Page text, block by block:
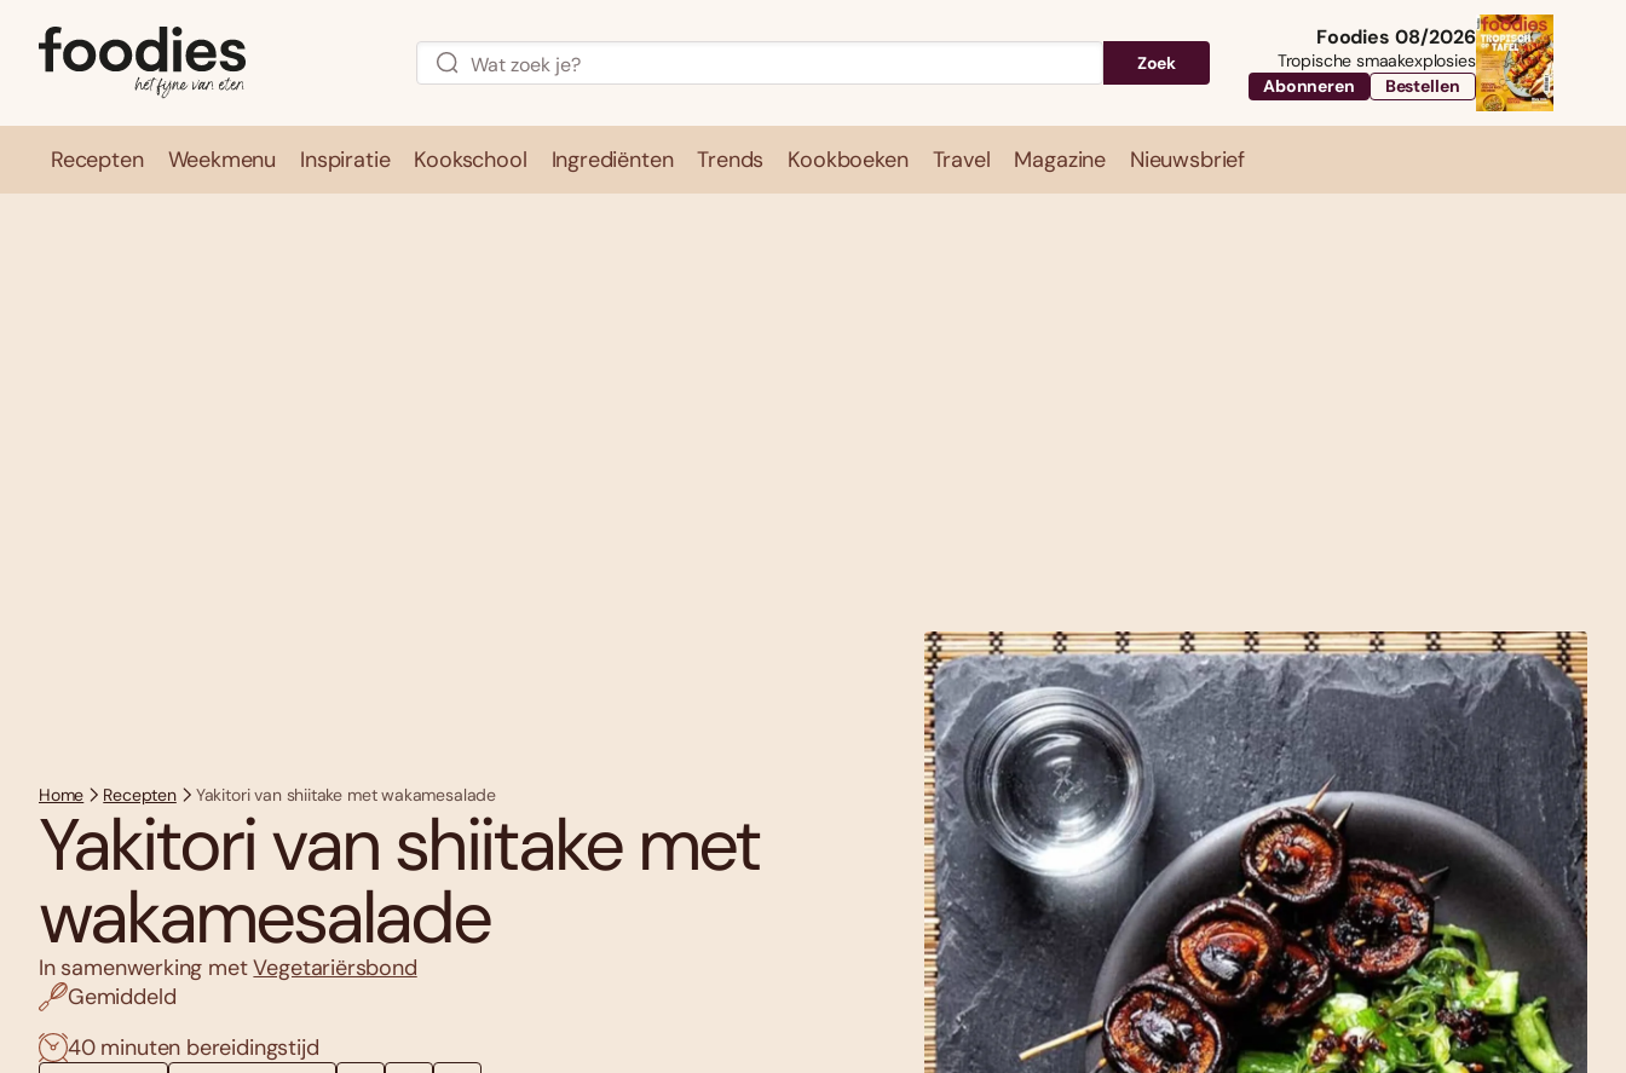
Zoek
Foodies 08/2026
Tropische smaakexplosies
Abonneren
Bestellen
Recepten Weekmenu Inspiratie Kookschool Ingrediënten Trends Kookboeken Travel Magazine Nieuwsbrief
Home Recepten Yakitori van shiitake met wakamesalade
Yakitori van shiitake met
wakamesalade
In samenwerking metVegetariërsbond
Gemiddeld
40 minuten bereidingstijd